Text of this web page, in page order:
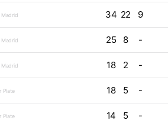
Madrid 34 22 9
Madrid 25 8 -
Madrid 18 2 -
Plate 18 5 -
Plate 14 5 -